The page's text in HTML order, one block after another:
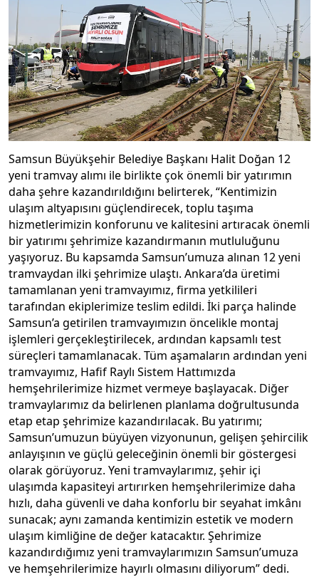
Samsun Büyükşehir Belediye Başkanı Halit Doğan 12
yeni tramvay alımı ile birlikte çok önemli bir yatırımın
daha şehre kazandırıldığını belirterek, “Kentimizin
ulaşım altyapısını güçlendirecek, toplu taşıma
hizmetlerimizin konforunu ve kalitesini artıracak önemli
bir yatırımı şehrimize kazandırmanın mutluluğunu
yaşıyoruz. Bu kapsamda Samsun’umuza alınan 12 yeni
tramvaydan ilki şehrimize ulaştı. Ankara’da üretimi
tamamlanan yeni tramvayımız, firma yetkilileri
tarafından ekiplerimize teslim edildi. İki parça halinde
Samsun’a getirilen tramvayımızın öncelikle montaj
işlemleri gerçekleştirilecek, ardından kapsamlı test
süreçleri tamamlanacak. Tüm aşamaların ardından yeni
tramvayımız, Hafif Raylı Sistem Hattımızda
hemşehrilerimize hizmet vermeye başlayacak. Diğer
tramvaylarımız da belirlenen planlama doğrultusunda
etap etap şehrimize kazandırılacak. Bu yatırımı;
Samsun’umuzun büyüyen vizyonunun, gelişen şehircilik
anlayışının ve güçlü geleceğinin önemli bir göstergesi
olarak görüyoruz. Yeni tramvaylarımız, şehir içi
ulaşımda kapasiteyi artırırken hemşehrilerimize daha
hızlı, daha güvenli ve daha konforlu bir seyahat imkânı
sunacak; aynı zamanda kentimizin estetik ve modern
ulaşım kimliğine de değer katacaktır. Şehrimize
kazandırdığımız yeni tramvaylarımızın Samsun’umuza
ve hemşehrilerimize hayırlı olmasını diliyorum” dedi.